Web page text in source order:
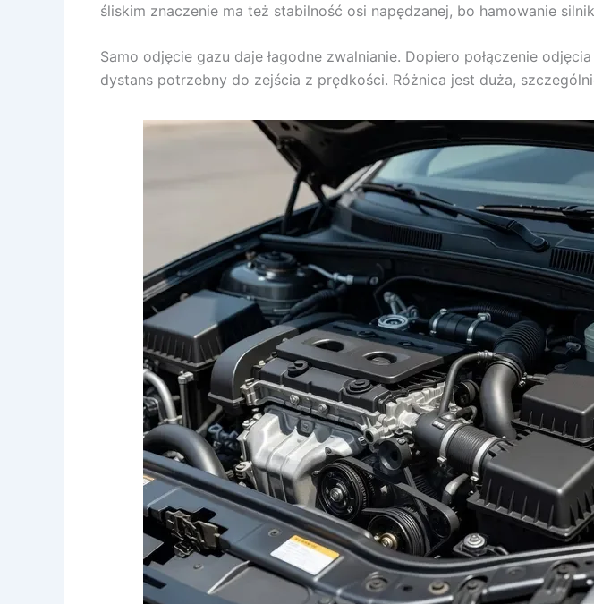
śliskim znaczenie ma też stabilność osi napędzanej, bo hamowanie
Samo odjęcie gazu daje łagodne zwalnianie. Dopiero połączenie
dystans potrzebny do zejścia z prędkości. Różnica jest duża,